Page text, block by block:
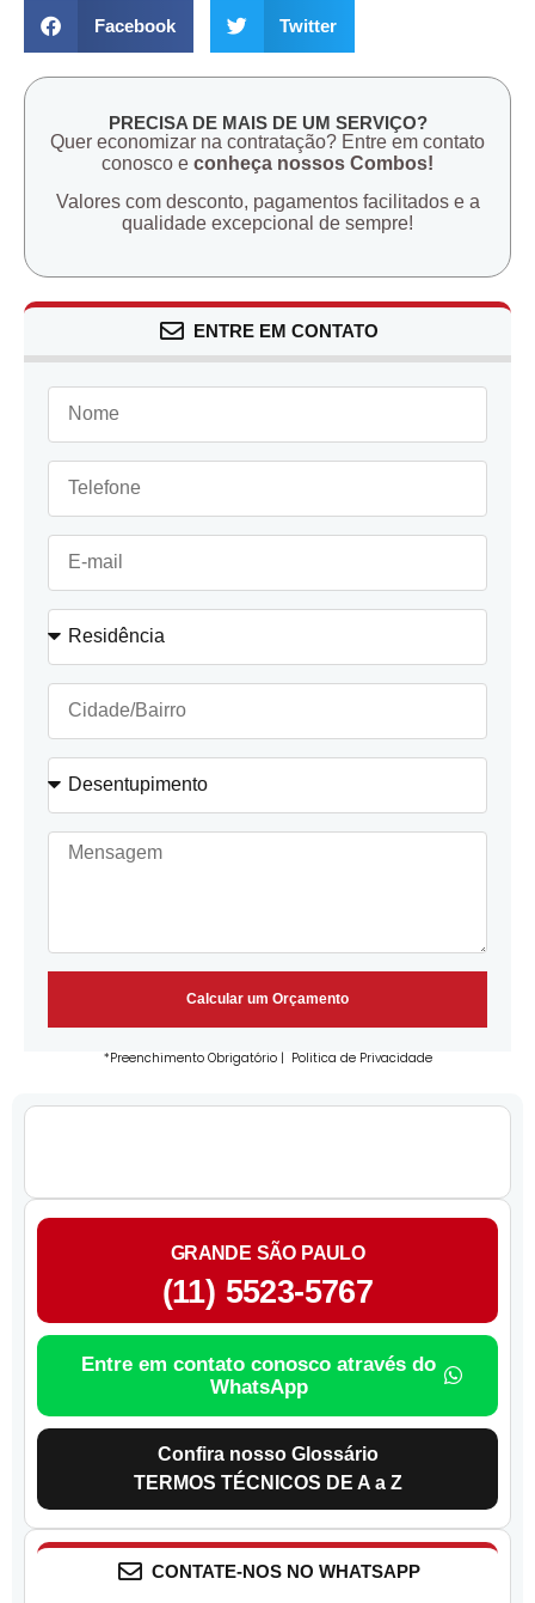
Facebook Twitter
PRECISA DE MAIS DE UM SERVIÇO?
Quer economizar na contratação? Entre em contato
conosco e conheça nossos Combos!
Valores com desconto, pagamentos facilitados e a
qualidade excepcional de sempre!
ENTRE EM CONTATO
Calcular um Orçamento
*Preenchimento Obrigatório | Politica de Privacidade
GRANDE SÃO PAULO
(11) 5523-5767
Entre em contato conosco através do
WhatsApp
Confira nosso Glossário
TERMOS TÉCNICOS DE A a Z
CONTATE-NOS NO WHATSAPP